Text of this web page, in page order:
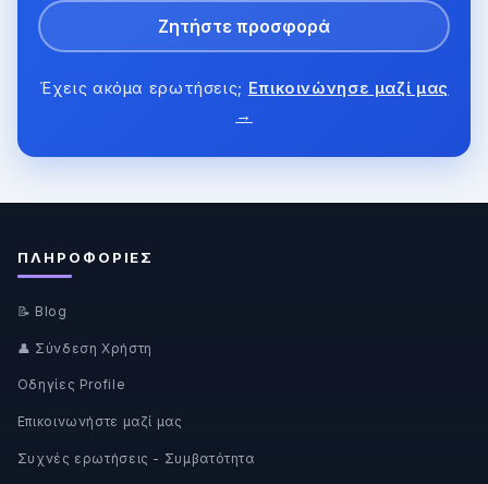
Ζητήστε προσφορά
Έχεις ακόμα ερωτήσεις; Επικοινώνησε μαζί μας
→
ΠΛΗΡΟΦΟΡΊΕΣ
📝 Blog
👤 Σύνδεση Χρήστη
Οδηγίες Profile
Επικοινωνήστε μαζί μας
Συχνές ερωτήσεις - Συμβατότητα